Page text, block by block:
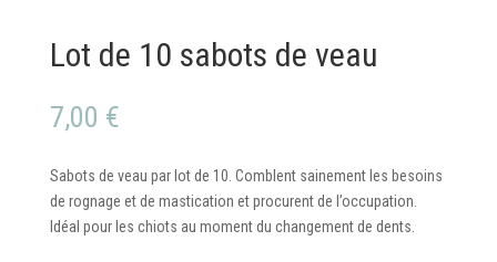
Lot de 10 sabots de veau
7,00 €
Sabots de veau par lot de 10. Comblent sainement les besoins
de rognage et de mastication et procurent de l’occupation.
Idéal pour les chiots au moment du changement de dents.